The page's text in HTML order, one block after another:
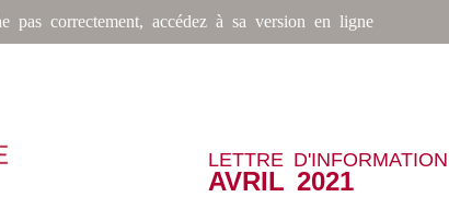
pas correctement, accédez à sa version en ligne
LETTRE D'INFORMATION
AVRIL 2021